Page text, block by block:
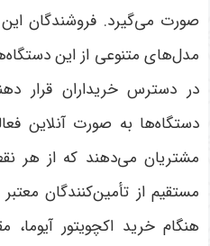
صورت می‌گیرد. فروشندگان
مدل‌های متنوعی از این
در دسترس خریداران قرار
دستگاه‌ها به صورت آنلاین
مشتریان می‌دهند که از هر
مستقیم از تأمین‌کنندگان
هنگام خرید اکچویتور